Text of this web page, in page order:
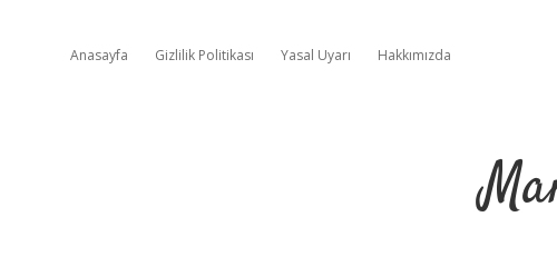
Anasayfa Gizlilik Politikası Yasal Uyarı Hakkımızda